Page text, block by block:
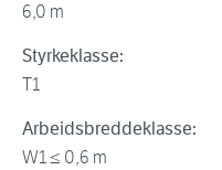
6,0 m
Styrkeklasse:
T1
Arbeidsbreddeklasse:
W1 ≤ 0,6 m